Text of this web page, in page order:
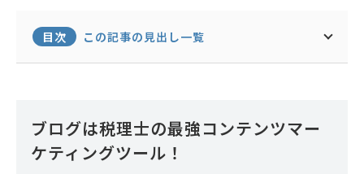
目次 この記事の見出し一覧
ブログは税理士の最強コンテンツマー
ケティングツール！